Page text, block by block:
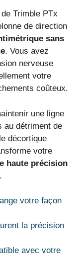
Trimble PTx
de direction
sans
. Vous avez
nerveuse
votre
coûteux.
une ligne
au détriment de
décortique
votre
haute précision
.
votre façon
la précision
avec votre